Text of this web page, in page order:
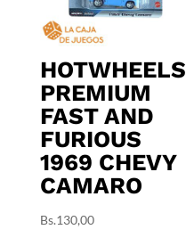
HOTWHEELS
PREMIUM
FAST AND
FURIOUS
1969 CHEVY
CAMARO
Bs.130,00